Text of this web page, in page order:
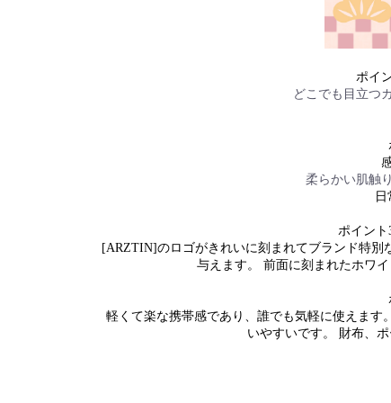
ポイ
どこでも目立つ
柔らかい肌触
日
ポイント
[ARZTIN]のロゴがきれいに刻まれてブランド特別
与えます。
前面に刻まれたホワ
軽くて楽な携帯感であり、誰でも気軽に使えます。
いやすいです。
財布、